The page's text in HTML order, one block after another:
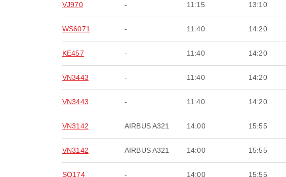
VJ970 - 11:15 13:10
WS6071 - 11:40 14:20
KE457 - 11:40 14:20
VN3443 - 11:40 14:20
VN3443 - 11:40 14:20
VN3142 AIRBUS A321 14:00 15:55
VN3142 AIRBUS A321 14:00 15:55
SQ174 - 14:00 15:55